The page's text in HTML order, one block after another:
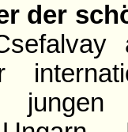
der